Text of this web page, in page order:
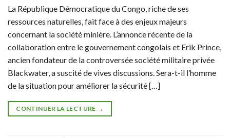
La République Démocratique du Congo, riche de ses
ressources naturelles, fait face à des enjeux majeurs
concernant la société minière. L’annonce récente de la
collaboration entre le gouvernement congolais et Erik Prince,
ancien fondateur de la controversée société militaire privée
Blackwater, a suscité de vives discussions. Sera-t-il l’homme
de la situation pour améliorer la sécurité […]
CONTINUER LA LECTURE →